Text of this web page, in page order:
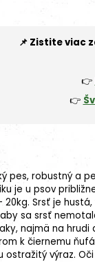
📌 Zistite viac
👉
👉
pes, robustný a
je u psov
Srsť je
sa srsť
, najmä na hrudi
k čiernemu
výraz.